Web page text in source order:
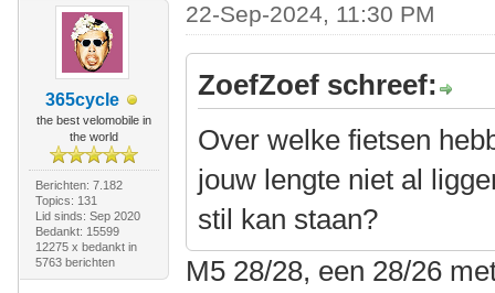
365cycle
the best velomobile in
the world
Berichten: 7.182
Topics: 131
Lid sinds: Sep 2020
Bedankt: 15599
12275 x bedankt in
5763 berichten
22-Sep-2024, 11:30 PM
ZoefZoef schreef:
Over welke fietsen
jouw lengte niet al
stil kan staan?
M5 28/28, een 28/26